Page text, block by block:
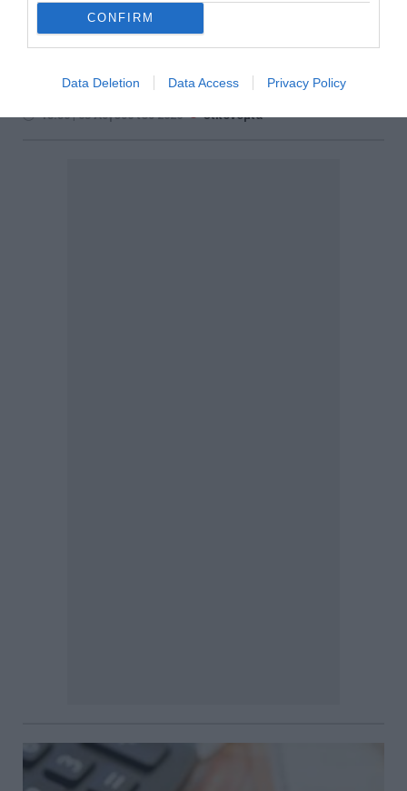
CONFIRM
Data Deletion Data Access Privacy Policy
Η ΑΑΔΕ ενεργοποιεί νέο πλαίσιο για τις
μεταβιβάσεις κατασχεμένων ακινήτων,
επιτρέποντας υπό προϋποθέσεις την άρση της
Δείτε πώς λειτουργεί η νέα διαδικασία.
15:50 | 03 Αυγούστου 2026 Οικονομία